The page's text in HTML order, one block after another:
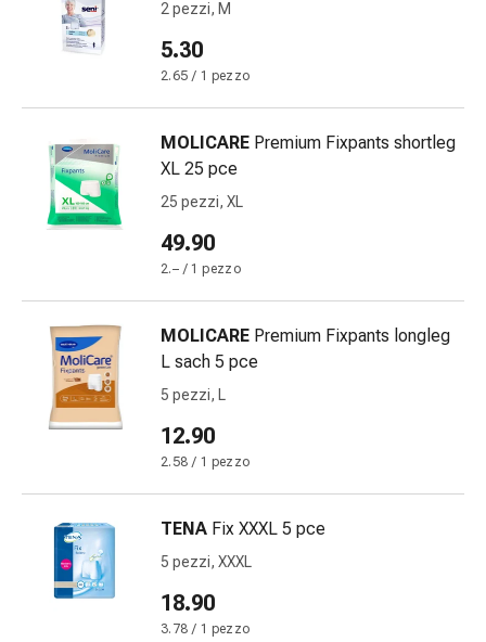
Cuore
e
circolazione
Terapia
cardiaca
Calze
compressione
Disturbi
circolatori
fumo
Disturbi
venosi
sangue
Disturbi
cardiaco
Disturbi
della
2 pezzi, M
5.30
2.65 / 1 pezzo
MOLICARE Premium Fixpants shortleg
XL 25 pce
25 pezzi, XL
49.90
2.– / 1 pezzo
MOLICARE Premium Fixpants longleg
L sach 5 pce
5 pezzi, L
12.90
2.58 / 1 pezzo
TENA Fix XXXL 5 pce
5 pezzi, XXXL
18.90
3.78 / 1 pezzo